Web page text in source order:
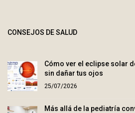
CONSEJOS DE SALUD
Cómo ver el eclipse solar
sin dañar tus ojos
25/07/2026
Más allá de la pediatría